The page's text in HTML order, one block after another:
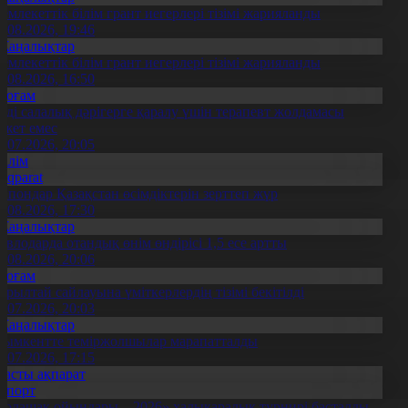
білім грант иегерлері тізімі жарияланды
19:46
білім грант иегерлері тізімі жарияланды
16:50
салалық дәрігерге қаралу үшін терапевт жолдамасы
емес
20:05
Қазақстан өсімдіктерін зерттеп жүр
17:30
отандық өнім өндірісі 1,5 есе артты
20:06
сайлауына үміткерлердің тізімі бекітілді
20:03
теміржолшылар марапатталды
17:15
ақпарат